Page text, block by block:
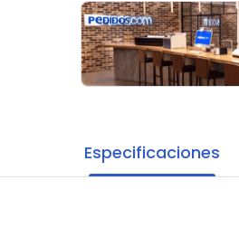
Especificaciones